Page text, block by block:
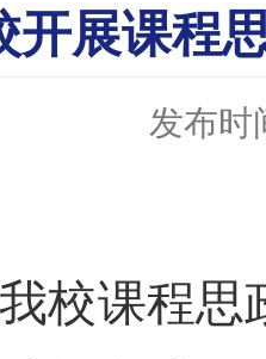
开展课程
发布时
校课程思